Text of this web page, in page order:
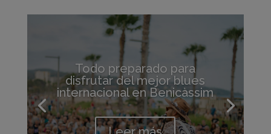
Todo preparado para
disfrutar del mejor blues
internacional en Benicàssim